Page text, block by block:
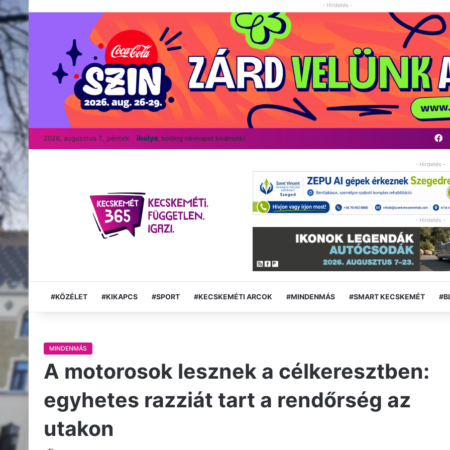
- Hirdetés -
2026, augusztus 7., péntek Ibolya, boldog névnapot kívánunk!
- Hirdetés -
- Hirdetés -
#KÖZÉLET #KIKAPCS #SPORT #KECSKEMÉTI ARCOK #MINDENMÁS #SMART KECSKEMÉT
MINDENMÁS
A motorosok lesznek a célkeresztben:
egyhetes razziát tart a rendőrség az
utakon